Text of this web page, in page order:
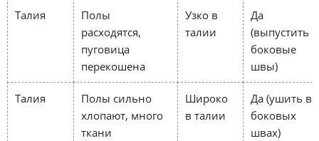
Талия
Полы
расходятся,
пуговица
перекошена
Узко в
талии
Да
(выпустить
боковые
швы)
Талия
Полы сильно
хлопают, много
ткани
Широко
в талии
Да (ушить в
боковых
швах)